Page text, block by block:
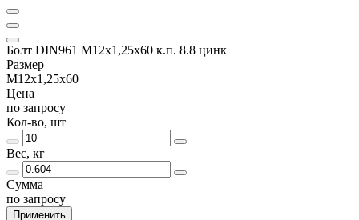
Болт DIN961 М12х1,25х60 к.п. 8.8 цинк
Размер
М12х1,25х60
Цена
по запросу
Кол-во, шт
Вес, кг
Сумма
по запросу
Применить